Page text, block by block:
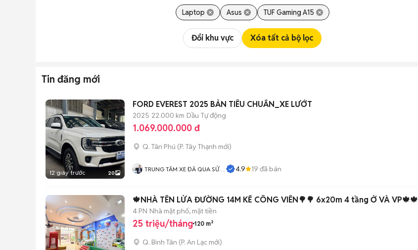
Laptop Asus TUF Gaming A15
Đổi khu vực Xóa tất cả bộ lọc
Tin đăng mới
12 giây trước 20
FORD EVEREST 2025 BẢN TIÊU CHUẨN_XE LƯỚT
2025 22.000 km Dầu Tự động
1.069.000.000 đ
Q. Tân Phú (P. Tây Thạnh mới)
TRUNG TÂM XE ĐÃ QUA SỬ
4.9 19 đã bán
🍁NHÀ TÊN LỬA ĐƯỜNG 14M KẾ CÔNG VIÊN🌳🌳 6x20m 4 tầng Ở VÀ VP🍁🍁
4 PN Nhà mặt phố, mặt tiền
25 triệu/tháng 120 m²
Q. Bình Tân (P. An Lạc mới)